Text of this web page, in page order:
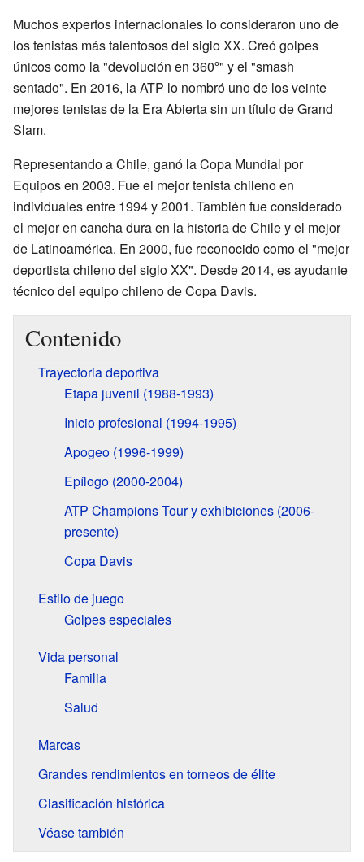
Muchos expertos internacionales lo consideraron uno de
los tenistas más talentosos del siglo XX. Creó golpes
únicos como la "devolución en 360º" y el "smash
sentado". En 2016, la ATP lo nombró uno de los veinte
mejores tenistas de la Era Abierta sin un título de Grand
Slam.
Representando a Chile, ganó la Copa Mundial por
Equipos en 2003. Fue el mejor tenista chileno en
individuales entre 1994 y 2001. También fue considerado
el mejor en cancha dura en la historia de Chile y el mejor
de Latinoamérica. En 2000, fue reconocido como el "mejor
deportista chileno del siglo XX". Desde 2014, es ayudante
técnico del equipo chileno de Copa Davis.
Contenido
Trayectoria deportiva
Etapa juvenil (1988-1993)
Inicio profesional (1994-1995)
Apogeo (1996-1999)
Epílogo (2000-2004)
ATP Champions Tour y exhibiciones (2006-
presente)
Copa Davis
Estilo de juego
Golpes especiales
Vida personal
Familia
Salud
Marcas
Grandes rendimientos en torneos de élite
Clasificación histórica
Véase también